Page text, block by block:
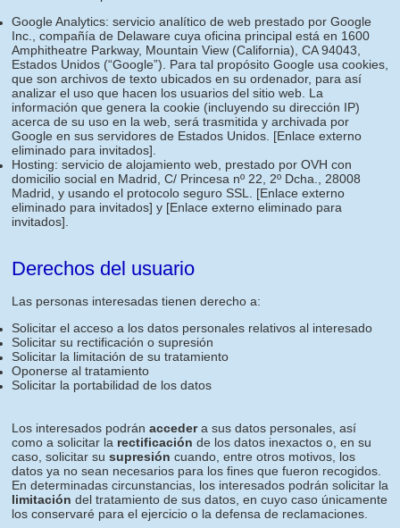
Google Analytics: servicio analítico de web prestado por Google
Inc., compañía de Delaware cuya oficina principal está en 1600
Amphitheatre Parkway, Mountain View (California), CA 94043,
Estados Unidos (“Google”). Para tal propósito Google usa cookies,
que son archivos de texto ubicados en su ordenador, para así
analizar el uso que hacen los usuarios del sitio web. La
información que genera la cookie (incluyendo su dirección IP)
acerca de su uso en la web, será trasmitida y archivada por
Google en sus servidores de Estados Unidos. [Enlace externo
eliminado para invitados]
Hosting: servicio de alojamiento web, prestado por OVH con
domicilio social en Madrid, C/ Princesa nº 22, 2º Dcha., 28008
Madrid, y usando el protocolo seguro SSL. [Enlace externo
eliminado para invitados] y [Enlace externo eliminado para
invitados]
Derechos del usuario
Las personas interesadas tienen derecho a:
Solicitar el acceso a los datos personales relativos al interesado
Solicitar su rectificación o supresión
Solicitar la limitación de su tratamiento
Oponerse al tratamiento
Solicitar la portabilidad de los datos
Los interesados podrán accedera sus datos personales, así
como a solicitar la rectificación de los datos inexactos o, en su
caso, solicitar su supresión cuando, entre otros motivos, los
datos ya no sean necesarios para los fines que fueron recogidos.
En determinadas circunstancias, los interesados podrán solicitar la
limitación del tratamiento de sus datos, en cuyo caso únicamente
los conservaré para el ejercicio o la defensa de reclamaciones.